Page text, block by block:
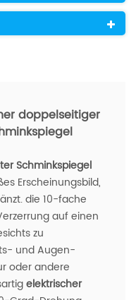
doppelseitiger
Schminkspiegel
Erscheinungsbild,
die 10-fache
auf einen
zu
und Augen-
oder andere
elektrischer